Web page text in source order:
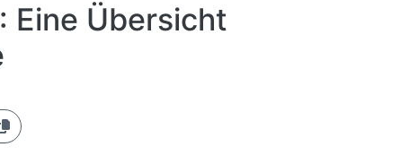
Eine Übersicht